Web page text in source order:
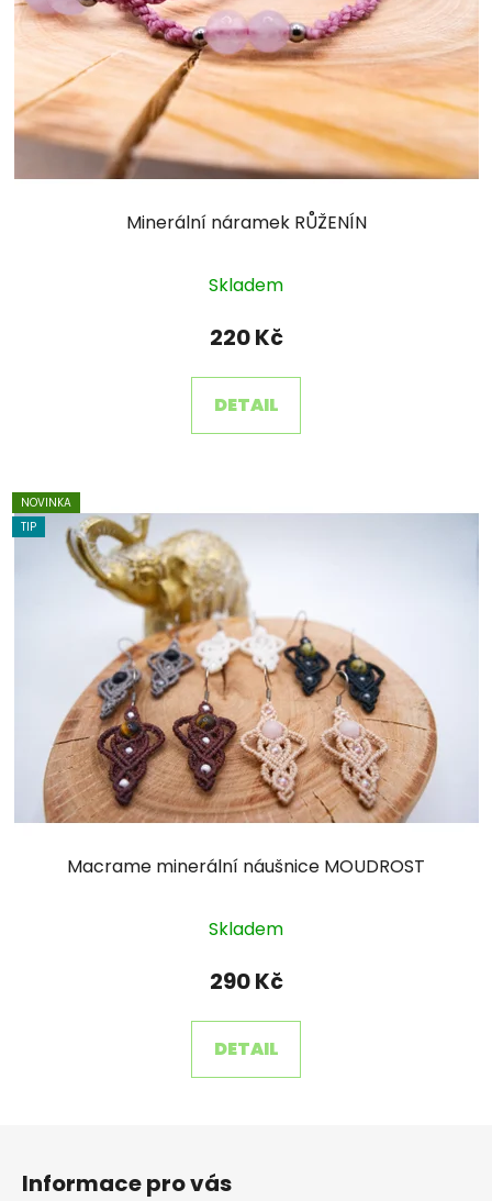
Minerální náramek RŮŽENÍN
Skladem
220 Kč
DETAIL
NOVINKA
TIP
Macrame minerální náušnice MOUDROST
hodnocení
produktu
5,0
z
Skladem
290 Kč
DETAIL
Informace pro vás